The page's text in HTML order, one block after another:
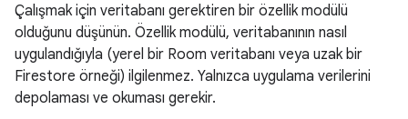
Çalışmak için veritabanı gerektiren bir özellik modülü
olduğunu düşünün. Özellik modülü, veritabanının nasıl
uygulandığıyla (yerel bir Room veritabanı veya uzak bir
Firestore örneği) ilgilenmez. Yalnızca uygulama verilerini
depolaması ve okuması gerekir.